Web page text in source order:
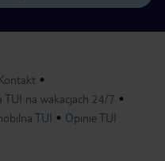
TUI na wakacjach 24/7
TUI Opinie TUI